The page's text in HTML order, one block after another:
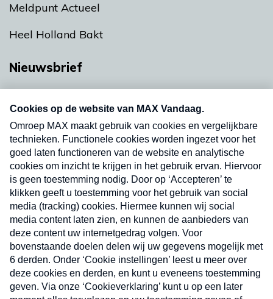
Meldpunt Actueel
Heel Holland Bakt
Nieuwsbrief
nieuwsbrief. Elke vrijdag- en dinsdagochtend in
uw mailbox.
Verzend
Nieuwsbrief
Neem hier een gratis abonnement op onze